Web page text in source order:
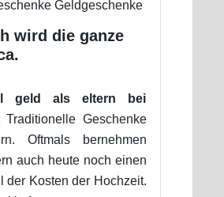
wird die ganze
geld als eltern bei
Traditionelle Geschenke
Oftmals bernehmen
auch heute noch einen
der Kosten der Hochzeit.